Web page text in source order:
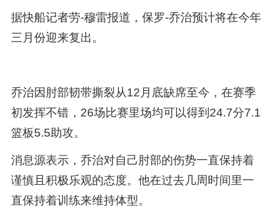
据快船记者劳-穆雷报道，保罗-乔治预计将在今年
三月份迎来复出。
乔治因肘部韧带撕裂从12月底缺席至今，在赛季
初发挥不错，26场比赛里场均可以得到24.7分7.1
篮板5.5助攻。
消息源表示，乔治对自己肘部的伤势一直保持着
谨慎且积极乐观的态度。他在过去几周时间里一
直保持着训练来维持体型。